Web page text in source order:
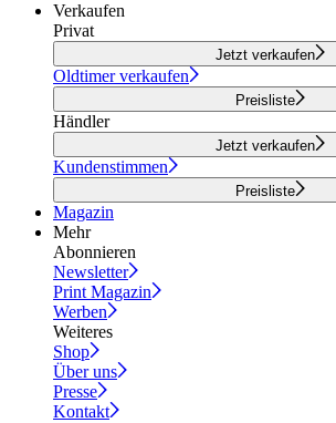
Verkaufen
Privat
Jetzt verkaufen
Oldtimer verkaufen
Preisliste
Händler
Jetzt verkaufen
Kundenstimmen
Preisliste
Magazin
Mehr
Abonnieren
Newsletter
Print Magazin
Werben
Weiteres
Shop
Über uns
Presse
Kontakt